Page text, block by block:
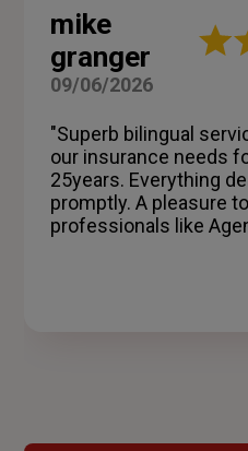
mike
granger
Note
étoiles
09/06/2026
"Superb bilingual
our insurance needs
25years. Everything
promptly. A pleasure
professionals like